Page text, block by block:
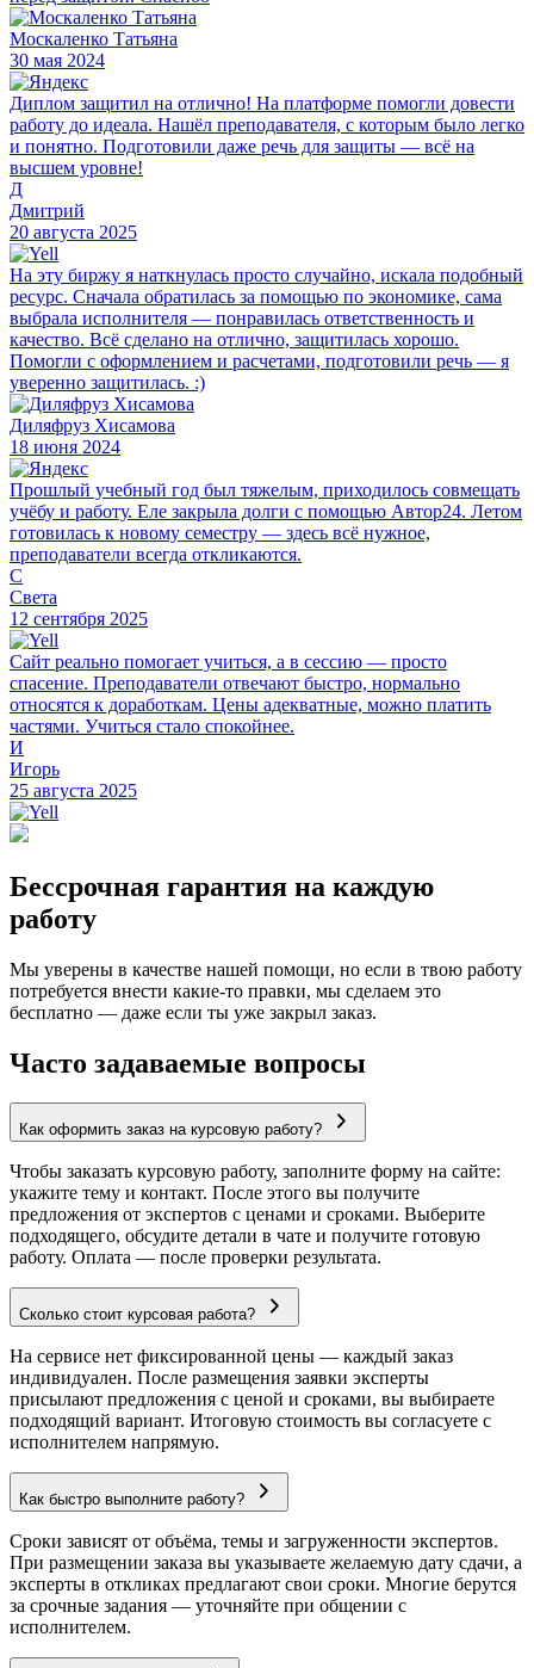
Москаленко Татьяна
30 мая 2024
Диплом защитил на отлично! На платформе помогли довести
работу до идеала. Нашёл преподавателя, с которым было легко
и понятно. Подготовили даже речь для защиты — всё на
высшем уровне!
Д
Дмитрий
20 августа 2025
На эту биржу я наткнулась просто случайно, искала подобный
ресурс. Сначала обратилась за помощью по экономике, сама
выбрала исполнителя — понравилась ответственность и
качество. Всё сделано на отлично, защитилась хорошо.
Помогли с оформлением и расчетами, подготовили речь — я
уверенно защитилась. :)
Диляфруз Хисамова
18 июня 2024
Прошлый учебный год был тяжелым, приходилось совмещать
учёбу и работу. Еле закрыла долги с помощью Автор24. Летом
готовилась к новому семестру — здесь всё нужное,
преподаватели всегда откликаются.
С
Света
12 сентября 2025
Сайт реально помогает учиться, а в сессию — просто
спасение. Преподаватели отвечают быстро, нормально
относятся к доработкам. Цены адекватные, можно платить
частями. Учиться стало спокойнее.
И
Игорь
25 августа 2025
Бессрочная гарантия на каждую
работу
Мы уверены в качестве нашей помощи, но если в твою работу
потребуется внести какие-то правки, мы сделаем это
бесплатно — даже если ты уже закрыл заказ.
Часто задаваемые вопросы
Как оформить заказ на курсовую работу?
Чтобы заказать курсовую работу, заполните форму на сайте:
укажите тему и контакт. После этого вы получите
предложения от экспертов с ценами и сроками. Выберите
подходящего, обсудите детали в чате и получите готовую
работу. Оплата — после проверки результата.
Сколько стоит курсовая работа?
На сервисе нет фиксированной цены — каждый заказ
индивидуален. После размещения заявки эксперты
присылают предложения с ценой и сроками, вы выбираете
подходящий вариант. Итоговую стоимость вы согласуете с
исполнителем напрямую.
Как быстро выполните работу?
Сроки зависят от объёма, темы и загруженности экспертов.
При размещении заказа вы указываете желаемую дату сдачи, а
эксперты в откликах предлагают свои сроки. Многие берутся
за срочные задания — уточняйте при общении с
исполнителем.